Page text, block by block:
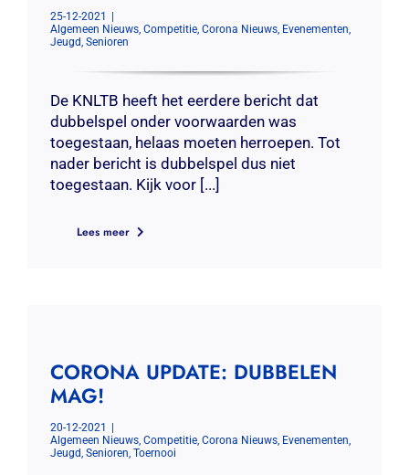
25-12-2021
Algemeen Nieuws, Competitie, Corona Nieuws, Evenementen,
Jeugd, Senioren
De KNLTB heeft het eerdere bericht dat
dubbelspel onder voorwaarden was
toegestaan, helaas moeten herroepen. Tot
nader bericht is dubbelspel dus niet
toegestaan. Kijk voor [...]
Lees meer
CORONA UPDATE: DUBBELEN
MAG!
20-12-2021
Algemeen Nieuws, Competitie, Corona Nieuws, Evenementen,
Jeugd, Senioren, Toernooi